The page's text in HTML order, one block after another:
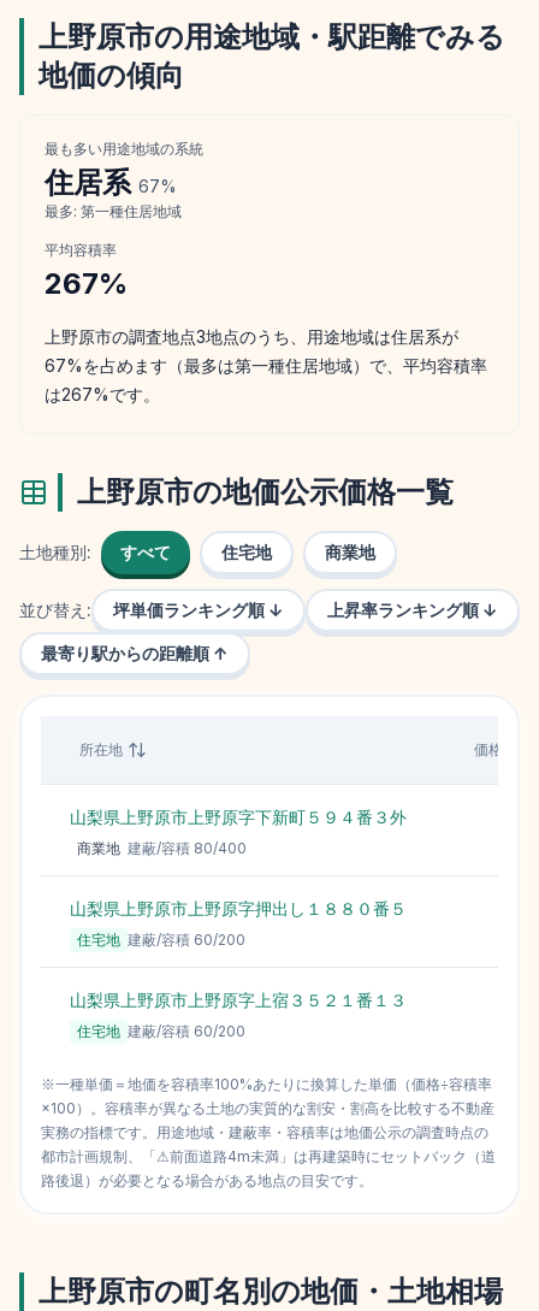
上野原市の用途地域・駅距離でみる
地価の傾向
最も多い用途地域の系統
住居系 67%
最多: 第一種住居地域
平均容積率
267%
上野原市の調査地点3地点のうち、用途地域は住居系が
67%を占めます（最多は第一種住居地域）で、平均容積率
は267%です。
上野原市の地価公示価格一覧
土地種別: すべて 住宅地 商業地
並び替え: 坪単価ランキング順 ↓ 上昇率ランキング順 ↓
最寄り駅からの距離順 ↑
所在地 価格（円
山梨県上野原市上野原字下新町５９４番３外
商業地 建蔽/容積 80/400
山梨県上野原市上野原字押出し１８８０番５
住宅地 建蔽/容積 60/200
山梨県上野原市上野原字上宿３５２１番１３
住宅地 建蔽/容積 60/200
※一種単価＝地価を容積率100%あたりに換算した単価（価格÷容積率
×100）。容積率が異なる土地の実質的な割安・割高を比較する不動産
実務の指標です。用途地域・建蔽率・容積率は地価公示の調査時点の
都市計画規制、「⚠前面道路4m未満」は再建築時にセットバック（道
路後退）が必要となる場合がある地点の目安です。
上野原市の町名別の地価・土地相場